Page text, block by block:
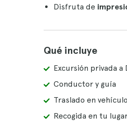
Disfruta de
Qué incluye
Excursión privada
Conductor y guía
Traslado en
Recogida en tu